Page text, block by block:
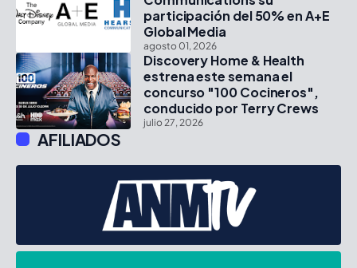
participación del 50% en A+E
Global Media
agosto 01, 2026
Discovery Home & Health
estrena este semana el
concurso "100 Cocineros",
conducido por Terry Crews
julio 27, 2026
AFILIADOS